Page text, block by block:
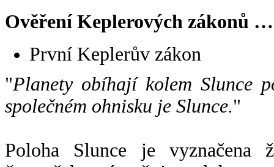
Ověření Keplerových zákonů …
První Keplerův zákon
"Planety obíhají kolem Slunce
společném ohnisku je Slunce."
Poloha Slunce je vyznačena